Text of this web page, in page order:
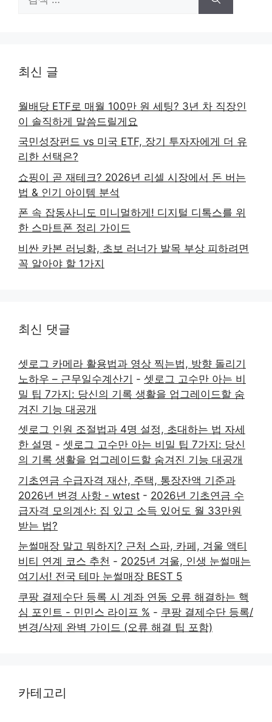
색:
최신 글
월배당 ETF로 매월 100만 원 세팅? 3년 차 직장인
이 솔직하게 말씀드릴게요
국민성장펀드 vs 미국 ETF, 장기 투자자에게 더 유
리한 선택은?
쇼핑이 곧 재테크? 2026년 리셀 시장에서 돈 버는
법 & 인기 아이템 분석
폰 속 잡동사니도 미니멀하게! 디지털 디톡스를 위
한 스마트폰 정리 가이드
비싼 카본 러닝화, 초보 러너가 발목 부상 피하려면
꼭 알아야 할 1가지
최신 댓글
셋로그 카메라 활용법과 영상 찍는법, 방향 돌리기
노하우 – 근무일수계산기 - 셋로그 고수만 아는 비
밀 팁 7가지: 당신의 기록 생활을 업그레이드할 숨
겨진 기능 대공개
셋로그 인원 조절법과 4명 설정, 초대하는 법 자세
한 설명 - 셋로그 고수만 아는 비밀 팁 7가지: 당신
의 기록 생활을 업그레이드할 숨겨진 기능 대공개
기초연금 수급자격 재산, 주택, 통장잔액 기준과
2026년 변경 사항 - wtest - 2026년 기초연금 수
급자격 모의계산: 집 있고 소득 있어도 월 33만원
받는 법?
눈썰매장 말고 뭐하지? 근처 스파, 카페, 겨울 액티
비티 연계 코스 추천 - 2025년 겨울, 인생 눈썰매는
여기서! 전국 테마 눈썰매장 BEST 5
쿠팡 결제수단 등록 시 계좌 연동 오류 해결하는 핵
심 포인트 - 민민스 라이프 % - 쿠팡 결제수단 등록/
변경/삭제 완벽 가이드 (오류 해결 팁 포함)
카테고리